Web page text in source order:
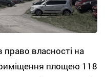
право власності на
площею 118